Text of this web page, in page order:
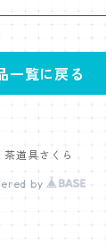
一覧に戻る
道具さくら
by